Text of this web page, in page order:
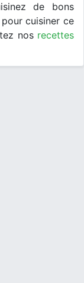
de bons
cuisiner ce
nos recettes